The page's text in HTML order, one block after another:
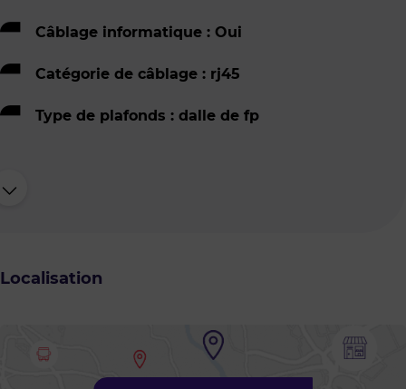
Câblage informatique : Oui
Catégorie de câblage : rj45
Type de plafonds : dalle de fp
Localisation